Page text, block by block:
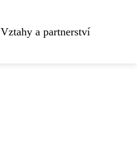
Vztahy a partnerství